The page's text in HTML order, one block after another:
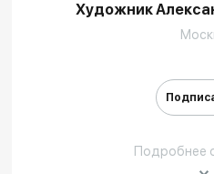
Художник
Подробнее